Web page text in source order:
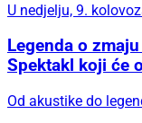
U nedjelju, 9.
Legenda o
Spektakl koji će
Od akustike do